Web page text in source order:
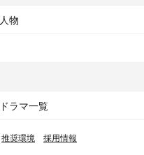
人物
ドラマ一覧
推奨環境 採用情報